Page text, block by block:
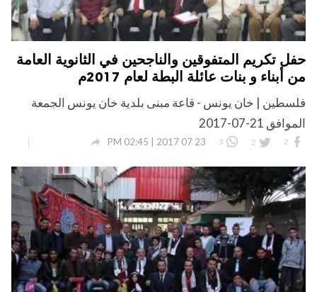
حفل تكريم المتفوقين والناجحين في الثانوية العامة
من أبناء و بنات عائلة البطة لعام 2017م
فلسطين | خان يونس - قاعة مبنى بلدية خان يونس الجمعة
الموافق 21-07-2017
2
2
3
23 07 2017 | 02:45 PM
